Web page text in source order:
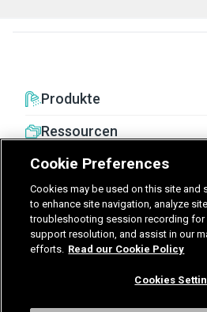
Produkte
Ressourcen
United Kingdom
België -
Cookie Preferences
Cookies may be used on this site and
to enhance site navigation, analyze
troubleshooting session recording
support resolution, and assist in our
efforts. Read our Cookie Policy
Cookies